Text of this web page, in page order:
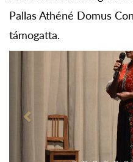
Pallas Athéné Domus
támogatta.